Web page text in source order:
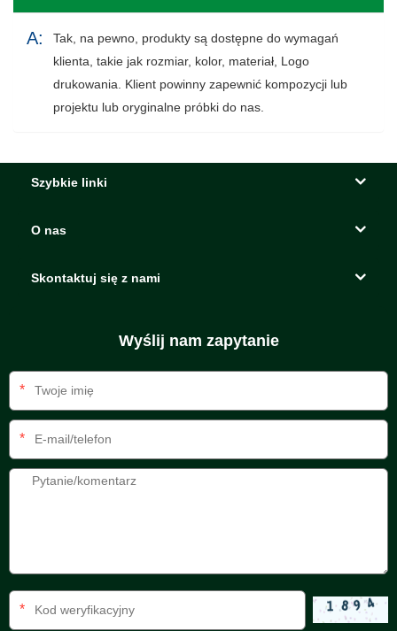
Tak, na pewno, produkty są dostępne do wymagań
klienta, takie jak rozmiar, kolor, materiał, Logo
drukowania. Klient powinny zapewnić kompozycji lub
projektu lub oryginalne próbki do nas.
Szybkie linki
O nas
Skontaktuj się z nami
Wyślij nam zapytanie
*
*
*